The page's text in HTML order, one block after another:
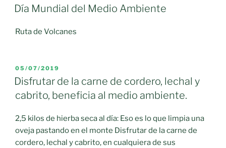
EL
Día Mundial del Medio Ambiente
Ruta de Volcanes
PUBLICADO
EL
05/07/2019
Disfrutar de la carne de cordero, lechal y
cabrito, beneficia al medio ambiente.
2,5 kilos de hierba seca al día: Eso es lo que limpia una
oveja pastando en el monte Disfrutar de la carne de
cordero, lechal y cabrito, en cualquiera de sus